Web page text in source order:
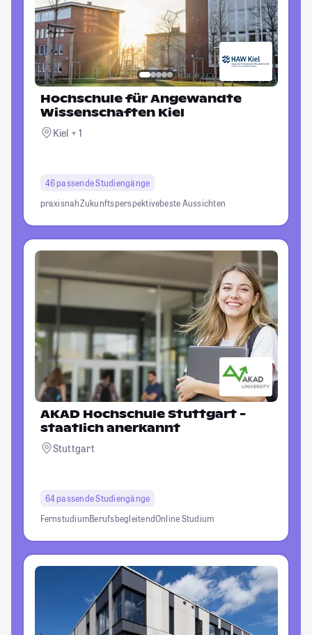
Hochschule für Angewandte
Wissenschaften Kiel
Kiel + 1
46 passende Studiengänge
praxisnahZukunftsperspektivebeste Aussichten
AKAD Hochschule Stuttgart -
staatlich anerkannt
Stuttgart
64 passende Studiengänge
FernstudiumBerufsbegleitendOnline Studium